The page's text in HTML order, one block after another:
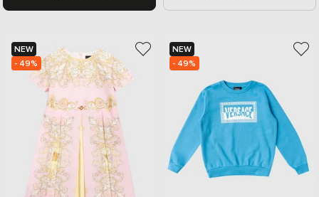
NEW
- 49%
NEW
- 49%